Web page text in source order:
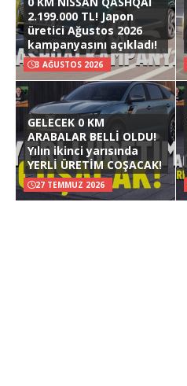
2.199.000 TL! Japon
üretici Ağustos 2026
kampanyasını açıkladı!
3 AĞUSTOS 2026
GELECEK 0 KM
ARABALAR BELLİ OLDU!
Yılın ikinci yarısında
YERLİ ÜRETİM COŞACAK!
27 TEMMUZ 2026